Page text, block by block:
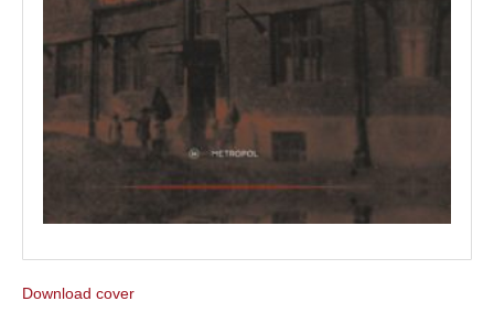
Download cover